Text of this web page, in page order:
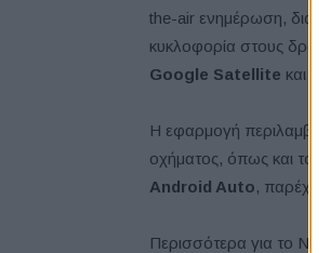
the-air ενημέρωση,
κυκλοφορία στους
Google Satellite και
Η εφαρμογή
οχήματος, όπως και τον
Android Auto,
Περισσότερα για το